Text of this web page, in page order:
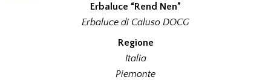
Erbaluce “Rend Nen”
Erbaluce di Caluso DOCG
Regione
Italia
Piemonte